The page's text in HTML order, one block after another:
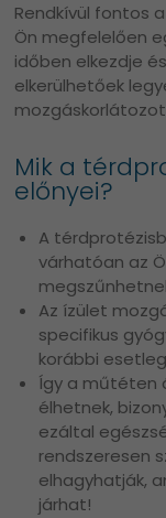
Rendkívül fontos
Ön megfelelően
időben elkezdje
elkerülhetőek
Mik a
előnyei?
A
várhatóan az
Az ízület
specifikus
korábbi
Így a műtéten
élhetnek,
ezáltal
rendszeresen
elhagyhatják,
járhat!